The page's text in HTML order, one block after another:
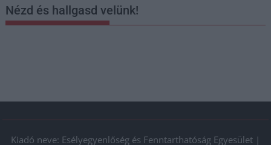
Nézd és hallgasd velünk!
Kiadó neve: Esélyegyenlőség és Fenntarthatóság Egyesület |